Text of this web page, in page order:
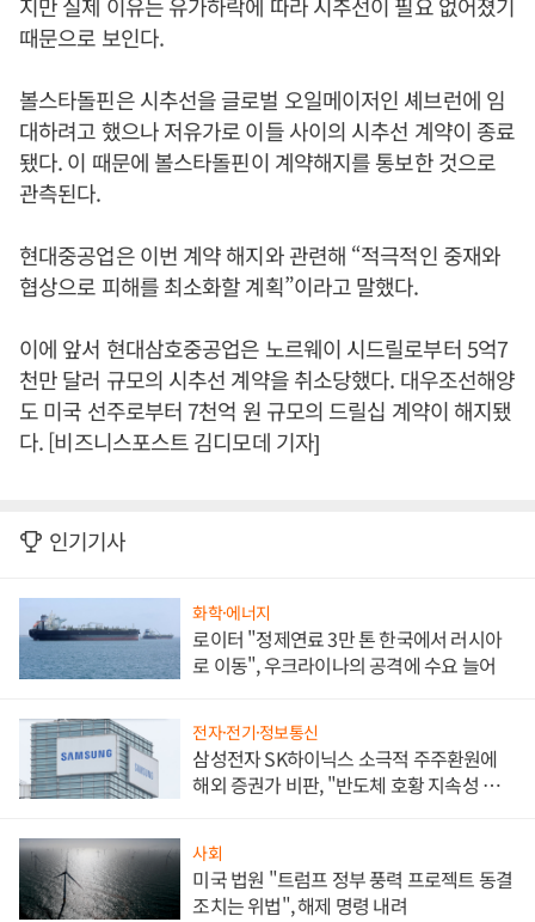
때문으로 보인다.
볼스타돌핀은 시추선을 글로벌 오일메이저인 셰브런에 임
대하려고 했으나 저유가로 이들 사이의 시추선 계약이 종료
됐다. 이 때문에 볼스타돌핀이 계약해지를 통보한 것으로
관측된다.
현대중공업은 이번 계약 해지와 관련해 “적극적인 중재와
협상으로 피해를 최소화할 계획”이라고 말했다.
이에 앞서 현대삼호중공업은 노르웨이 시드릴로부터 5억7
천만 달러 규모의 시추선 계약을 취소당했다. 대우조선해양
도 미국 선주로부터 7천억 원 규모의 드릴십 계약이 해지됐
다. [비즈니스포스트 김디모데 기자]
인기기사
화학·에너지
로이터 "정제연료 3만 톤 한국에서 러시아
로 이동", 우크라이나의 공격에 수요 늘어
전자·전기·정보통신
삼성전자 SK하이닉스 소극적 주주환원에
해외 증권가 비판, "반도체 호황 지속성 의
사회
미국 법원 "트럼프 정부 풍력 프로젝트 동결
조치는 위법", 해제 명령 내려